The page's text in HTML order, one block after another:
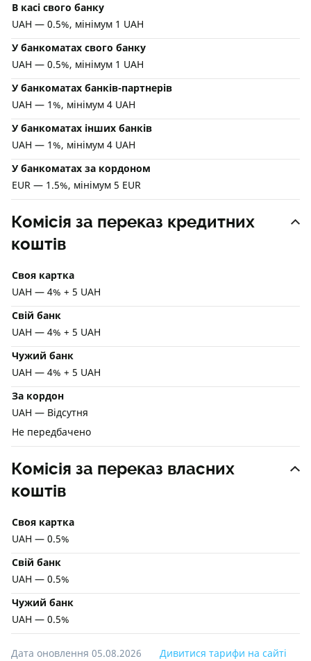
В касі свого банку
UAH — 0.5%, мінімум 1 UAH
У банкоматах свого банку
UAH — 0.5%, мінімум 1 UAH
У банкоматах банків-партнерів
UAH — 1%, мінімум 4 UAH
У банкоматах інших банків
UAH — 1%, мінімум 4 UAH
У банкоматах за кордоном
EUR — 1.5%, мінімум 5 EUR
Комісія за переказ кредитних
коштів
Своя картка
UAH — 4% + 5 UAH
Свій банк
UAH — 4% + 5 UAH
Чужий банк
UAH — 4% + 5 UAH
За кордон
UAH — Відсутня
Не передбачено
Комісія за переказ власних
коштів
Своя картка
UAH — 0.5%
Свій банк
UAH — 0.5%
Чужий банк
UAH — 0.5%
Дата оновлення 05.08.2026
Дивитися тарифи на сайті